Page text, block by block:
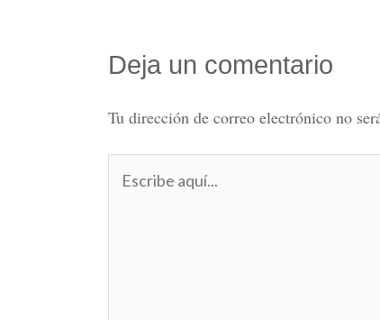
Deja un comentario
Tu dirección de correo electrónico no
aquí...